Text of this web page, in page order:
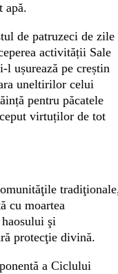
apă.
de patruzeci de zile
activității Sale
l ușurează pe creștin
uneltirilor celui
pentru păcatele
virtuților de tot
cu moartea
şi
protecţie divină.
a Ciclului